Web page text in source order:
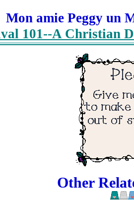
Mon amie Peggy un
101--A Christian
Other